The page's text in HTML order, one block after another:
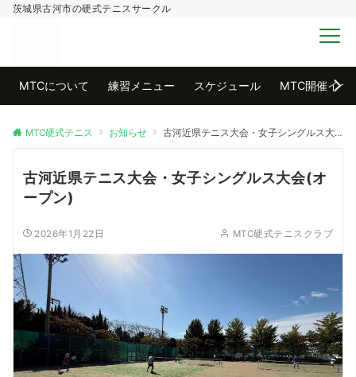
茨城県古河市の硬式テニスサークル
MTCについて 練習メニュー スケジュール MTC開催イベ
MTC硬式テニス お知らせ 古河近県テニス大会・女子シングルス大会(オープン)
古河近県テニス大会・女子シングルス大会(オ
ープン)
2026年1月22日 MTC硬式テニスクラブ